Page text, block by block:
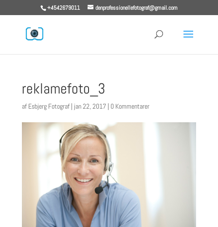
+4542679011 denprofessionellefotograf@gmail.com
reklamefoto_3
af Esbjerg Fotograf| jan 22, 2017| 0 Kommentarer